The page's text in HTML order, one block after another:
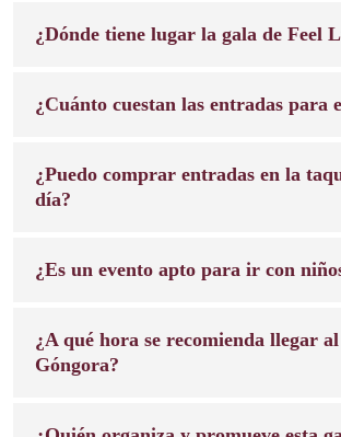
¿Dónde tiene lugar la gala de Feel
¿Cuánto cuestan las entradas para
¿Puedo comprar entradas en la
día?
¿Es un evento apto para ir con
¿A qué hora se recomienda llegar
Góngora?